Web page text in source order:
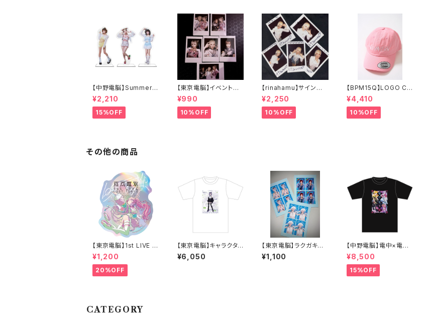
【中野電脳】Summerア
クスタ（Cast Ver.）
¥2,210
15%OFF
【東京電脳】イベントラ
ンダムチェキ - 6/13
TOKYO OTAKU RAV
E -
¥990
10%OFF
【rinahamu】サイン入り
イベントランダムチェ
キ - 6/7 MOONRAK
ER -
¥2,250
10%OFF
【BPM15Q】LOGO Ca
p(Pink)
¥4,410
10%OFF
その他の商品
【東京電脳】1st LIVE G
OODS -Sticker Set-
¥1,200
20%OFF
【東京電脳】キャラクタ
ーTシャツ 第二章ver.
（八波零音）
¥6,050
【東京電脳】ラクガキ証
明写真風ステッカー
¥1,100
【中野電脳】電中×電東
祭 イベント限定Tシャツ
（中野電脳サイン入りv
er.）
¥8,500
15%OFF
CATEGORY